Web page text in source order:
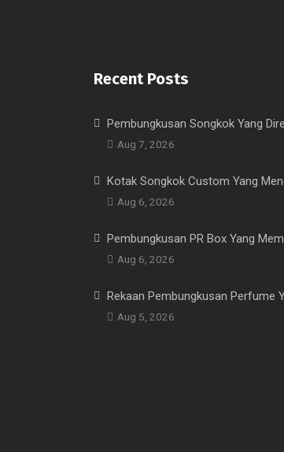
Recent Posts
Pembungkusan Songkok Yang
Aug 7, 2026
Kotak Songkok Custom Yang
Aug 6, 2026
Pembungkusan PR Box Yang
Aug 6, 2026
Rekaan Pembungkusan Perfume
Aug 5, 2026